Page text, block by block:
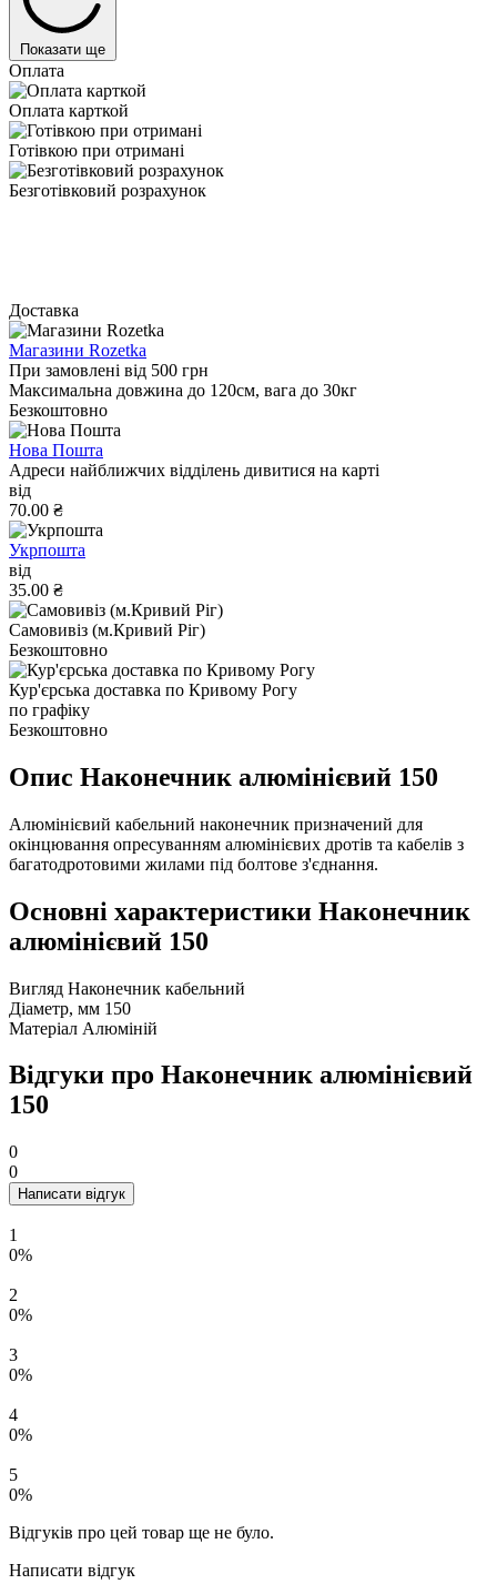
Показати ще
Оплата
Оплата карткой
Готівкою при отримані
Безготівковий розрахунок
Доставка
Магазини Rozetka
При замовлені від 500 грн
Максимальна довжина до 120см, вага до 30кг
Безкоштовно
Нова Пошта
Адреси найближчих відділень дивитися на карті
від
70.00 ₴
Укрпошта
від
35.00 ₴
Самовивіз (м.Кривий Ріг)
Безкоштовно
Кур'єрська доставка по Кривому Рогу
по графіку
Безкоштовно
Опис Наконечник алюмінієвий 150
Алюмінієвий кабельний наконечник призначений для
окінцювання опресуванням алюмінієвих дротів та кабелів з
багатодротовими жилами під болтове з'єднання.
Основні характеристики Наконечник
алюмінієвий 150
Вигляд Наконечник кабельний
Діаметр, мм 150
Матеріал Алюміній
Відгуки про Наконечник алюмінієвий
150
0
0
Написати відгук
1
0%
2
0%
3
0%
4
0%
5
0%
Відгуків про цей товар ще не було.
Написати відгук